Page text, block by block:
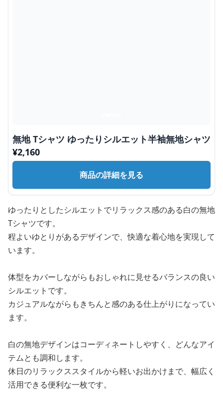
無地 Tシャツ ゆったりシルエット半袖無地シャツ
¥2,160
商品の詳細を見る
ゆったりとしたシルエットでリラックス感のある白の無地
Tシャツです。
程よいゆとりがあるデザインで、快適な着心地を実現して
います。
体型をカバーしながらもおしゃれに見せるバランスの良い
シルエットです。
カジュアルながらもきちんと感のある仕上がりになってい
ます。
白の無地デザインはコーディネートしやすく、どんなアイ
テムとも調和します。
休日のリラックススタイルから軽いお出かけまで、幅広く
活用できる便利な一枚です。